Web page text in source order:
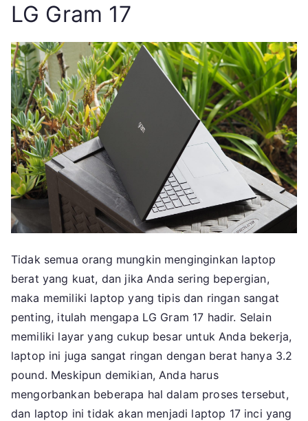
LG Gram 17
Tidak semua orang mungkin menginginkan laptop
berat yang kuat, dan jika Anda sering bepergian,
maka memiliki laptop yang tipis dan ringan sangat
penting, itulah mengapa LG Gram 17 hadir. Selain
memiliki layar yang cukup besar untuk Anda bekerja,
laptop ini juga sangat ringan dengan berat hanya 3.2
pound. Meskipun demikian, Anda harus
mengorbankan beberapa hal dalam proses tersebut,
dan laptop ini tidak akan menjadi laptop 17 inci yang